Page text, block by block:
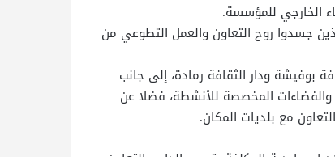
الخارجي للمؤسسة.
جسدوا روح التعاون والعمل التطوعي من
بوفيشة ودار الثقافة رمادة، إلى جانب
المخصصة للأنشطة، فضلا عن
مع بلديات المكان.